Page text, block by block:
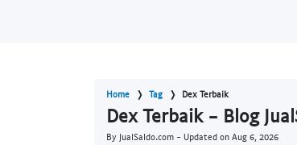
Home Tag Dex Terbaik
Dex Terbaik - Blog
By JualSaldo.com - Updated on Aug 6, 2026